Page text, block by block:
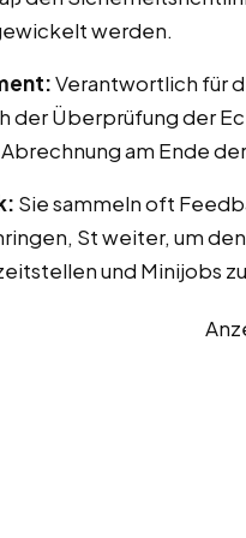
werden.
Verantwortlich für
der Überprüfung der
am Ende
Sie sammeln oft
St weiter, um
und Minijobs